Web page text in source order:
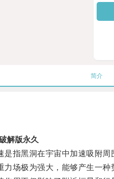
简介
解版永久
指黑洞在宇宙中加速吸附周
场极为强大，能够产生一种